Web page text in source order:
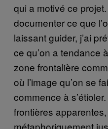
qui a motivé ce
documenter ce que
laissant guider, j’ai
ce qu’on a tendance
zone frontalière
où l’image qu’on se
commence à
frontières apparentes,
métaphoriquement